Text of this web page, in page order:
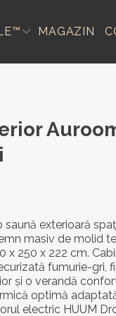
MAGAZIN
exterioară
masiv de molid
x 250 x 222 cm.
fumurie-gri,
și o verandă
optimă
electric HUUM